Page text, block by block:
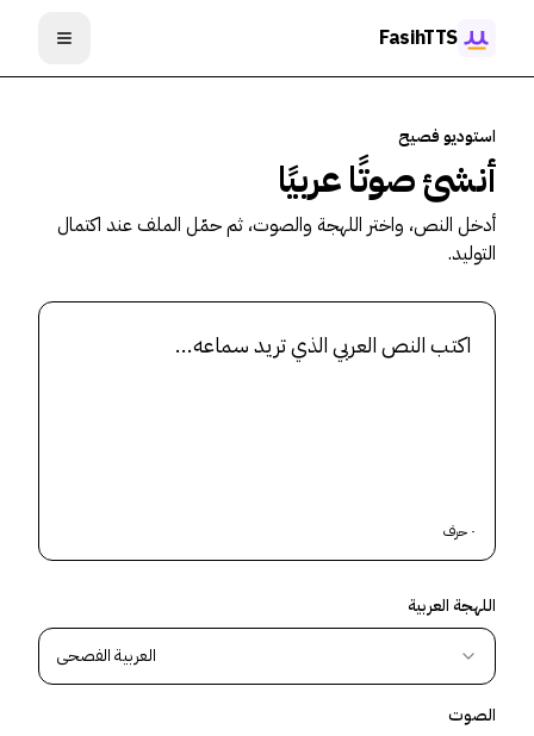
FasihTTS
فتح
استوديو فصيح
أنشئ صوتًا عربيًا
أدخل النص، واختر اللهجة والصوت، ثم حمّل الملف عند اكتمال
التوليد.
النص العربي المراد تحويله إلى صوت
٠ حرف
اللهجة العربية
العربية الفصحى
الصوت